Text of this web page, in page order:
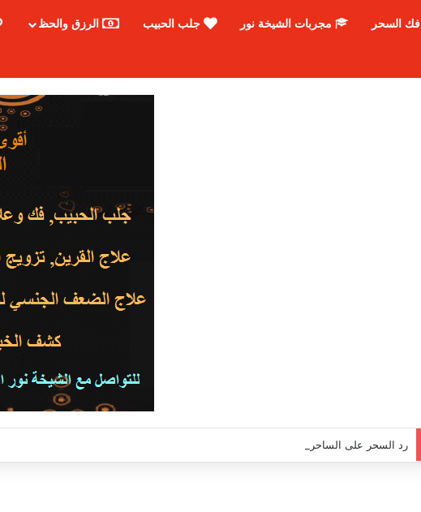
فك السحر مجربات الشيخة نور جلب الحبيب الرزق والحظ
رد السحر على الساحر-اقوى وافضل شيخة روحانية نور الصادقة0096176904084